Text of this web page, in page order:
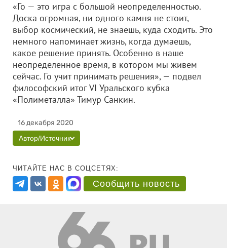
«Го — это игра с большой неопределенностью.
Доска огромная, ни одного камня не стоит,
выбор космический, не знаешь, куда сходить. Это
немного напоминает жизнь, когда думаешь,
какое решение принять. Особенно в наше
неопределенное время, в котором мы живем
сейчас. Го учит принимать решения», — подвел
философский итог VI Уральского кубка
«Полиметалла» Тимур Санкин.
16 декабря 2020
Автор/Источник
ЧИТАЙТЕ НАС В СОЦСЕТЯХ:
Сообщить новость